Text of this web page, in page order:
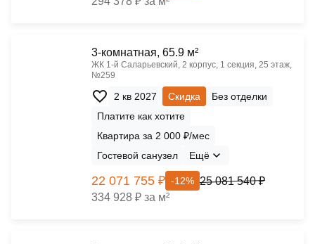
3-комнатная, 65.9 м²
ЖК 1‑й Саларьевский, 2 корпус, 1 секция, 25 этаж,
№259
2 кв 2027 Скидка
Без отделки
Платите как хотите
Квартира за 2 000 ₽/мес
Гостевой санузел
Ещё
22 071 755 ₽ -12% 25 081 540 ₽
334 928 ₽ за м²